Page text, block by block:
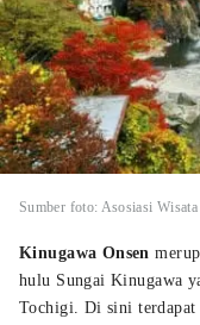
Sumber foto: Asosiasi
Kinugawa Onsen
hulu Sungai Kinugawa
Tochigi. Di sini terdapat